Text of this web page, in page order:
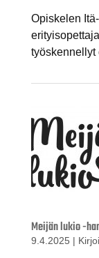
Opiskelen
työskennellyt
Meijän lukio -
9.4.2025 |